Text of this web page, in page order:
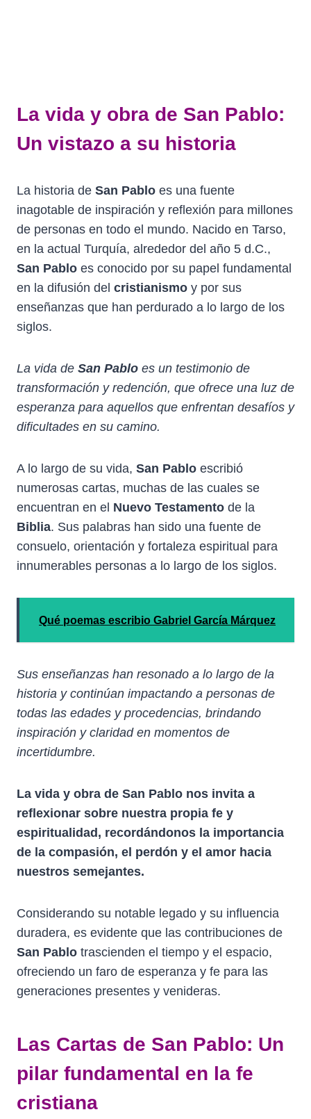
La vida y obra de San Pablo:
Un vistazo a su historia
La historia de San Pablo es una fuente
inagotable de inspiración y reflexión para millones
de personas en todo el mundo. Nacido en Tarso,
en la actual Turquía, alrededor del año 5 d.C.,
San Pablo es conocido por su papel fundamental
en la difusión del cristianismo y por sus
enseñanzas que han perdurado a lo largo de los
siglos.
La vida de San Pablo es un testimonio de
transformación y redención, que ofrece una luz de
esperanza para aquellos que enfrentan desafíos y
dificultades en su camino.
A lo largo de su vida, San Pablo escribió
numerosas cartas, muchas de las cuales se
encuentran en el Nuevo Testamento de la
Biblia. Sus palabras han sido una fuente de
consuelo, orientación y fortaleza espiritual para
innumerables personas a lo largo de los siglos.
Qué poemas escribio Gabriel García Márquez
Sus enseñanzas han resonado a lo largo de la
historia y continúan impactando a personas de
todas las edades y procedencias, brindando
inspiración y claridad en momentos de
incertidumbre.
La vida y obra de San Pablo nos invita a
reflexionar sobre nuestra propia fe y
espiritualidad, recordándonos la importancia
de la compasión, el perdón y el amor hacia
nuestros semejantes.
Considerando su notable legado y su influencia
duradera, es evidente que las contribuciones de
San Pablo trascienden el tiempo y el espacio,
ofreciendo un faro de esperanza y fe para las
generaciones presentes y venideras.
Las Cartas de San Pablo: Un
pilar fundamental en la fe
cristiana